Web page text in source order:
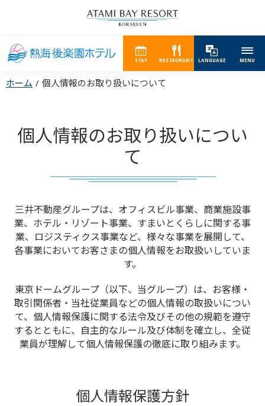
STAY RESTAURANT LANGUAGE MENU
ホーム 個人情報のお取り扱いについて
個人情報のお取り扱いについ
て
三井不動産グループは、オフィスビル事業、商業施設事
業、ホテル・リゾート事業、 すまいとくらしに関する事
業、ロジスティクス事業など、様々な事業を展開して、
各事業においてお客さまの個人情報をお取扱いしていま
す。
東京ドームグループ（以下、当グループ）は、お客様・
取引関係者・当社従業員などの個人情報の取扱いについ
て、 個人情報保護に関する法令及びその他の規範を遵守
するとともに、自主的なルール及び体制を確立し、 全従
業員が理解して個人情報保護の徹底に取り組みます。
個人情報保護方針